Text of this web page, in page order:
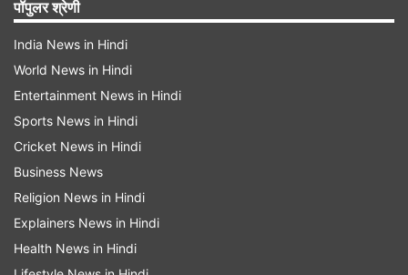
जाता है। यही कारण है कि मंगलवार का दिन उनकी पूजा और
साधना के लिए समर्पित है।
Advertisement
पॉपुलर श्रेणी
India News in Hindi
World News in Hindi
Entertainment News in Hindi
Sports News in Hindi
Cricket News in Hindi
Business News
Religion News in Hindi
Explainers News in Hindi
Health News in Hindi